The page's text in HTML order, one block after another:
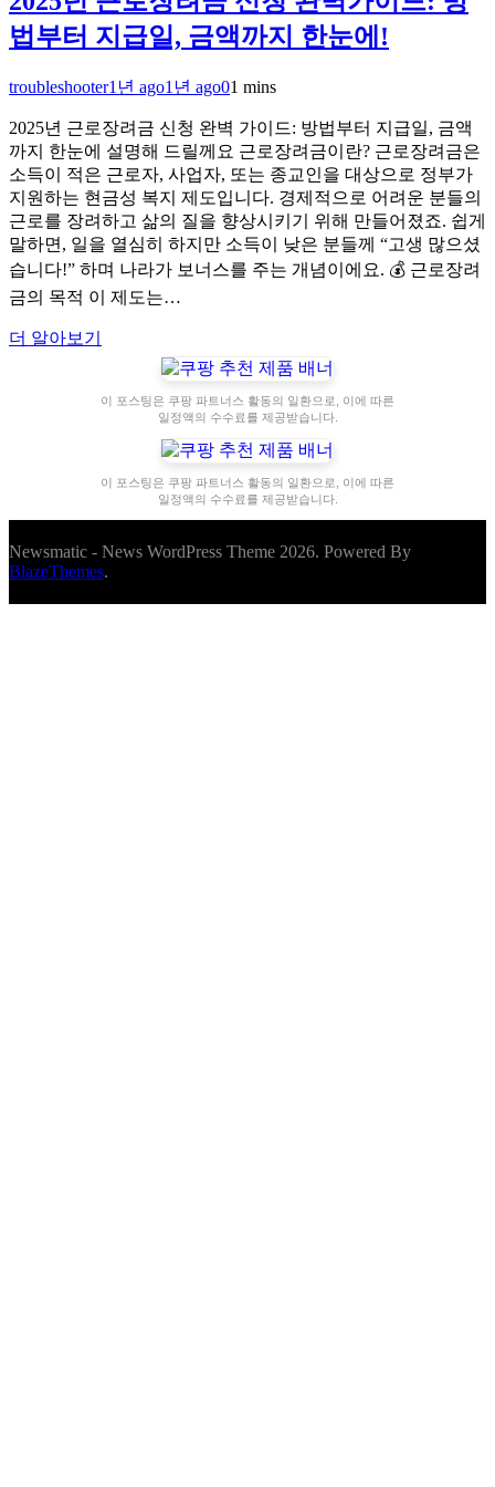
법부터 지급일, 금액까지 한눈에!
troubleshooter1년 ago1년 ago01 mins
2025년 근로장려금 신청 완벽 가이드: 방법부터 지급일, 금액
까지 한눈에 설명해 드릴께요 근로장려금이란? 근로장려금은
소득이 적은 근로자, 사업자, 또는 종교인을 대상으로 정부가
지원하는 현금성 복지 제도입니다. 경제적으로 어려운 분들의
근로를 장려하고 삶의 질을 향상시키기 위해 만들어졌죠. 쉽게
말하면, 일을 열심히 하지만 소득이 낮은 분들께 “고생 많으셨
습니다!” 하며 나라가 보너스를 주는 개념이에요. 💰 근로장려
금의 목적 이 제도는…
더 알아보기
이 포스팅은 쿠팡 파트너스 활동의 일환으로, 이에 따른
일정액의 수수료를 제공받습니다.
이 포스팅은 쿠팡 파트너스 활동의 일환으로, 이에 따른
일정액의 수수료를 제공받습니다.
Newsmatic - News WordPress Theme 2026. Powered By
BlazeThemes.